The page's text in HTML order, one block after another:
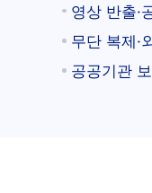
영상 반출·
무단 복제·
공공기관